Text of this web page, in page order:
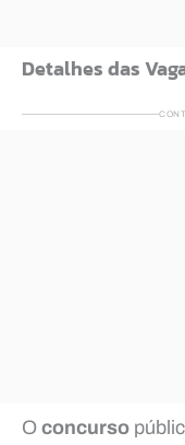
Detalhes das
O concurso